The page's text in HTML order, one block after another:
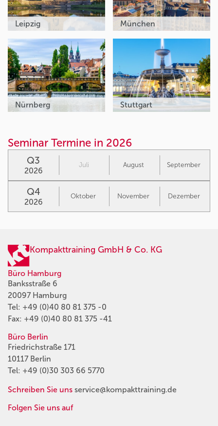
Leipzig München
Nürnberg Stuttgart
Seminar Termine in 2026
Q3
2026
Juli August September
Q4
2026
Oktober November Dezember
Kompakttraining GmbH & Co. KG
Büro Hamburg
Banksstraße 6
20097 Hamburg
Tel: +49 (0)40 80 81 375 -0
Fax: +49 (0)40 80 81 375 -41
Büro Berlin
Friedrichstraße 171
10117 Berlin
Tel: +49 (0)30 303 66 5770
Schreiben Sie uns service@kompakttraining.de
Folgen Sie uns auf